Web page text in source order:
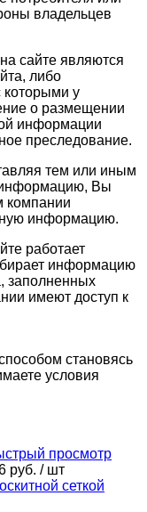
владельцев
сайте являются
либо
которыми у
о размещении
информации
преследование.
тем или иным
Вы
компании
информацию.
работает
информацию
заполненных
имеют доступ к
становясь
условия
просмотр
руб. / шт